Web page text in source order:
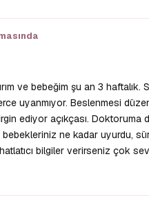
ve bebeğim şu an 3
uyanmıyor. Beslenmesi
ediyor açıkçası. Doktoruma
ne kadar uyurdu,
bilgiler verirseniz çok